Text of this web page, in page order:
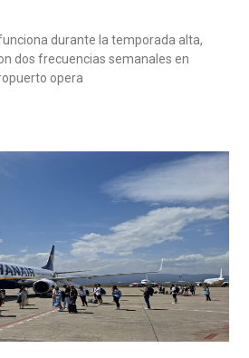
durante la temporada alta,
dos frecuencias semanales en
opera